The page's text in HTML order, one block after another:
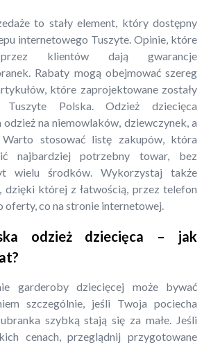
to stały element, który dostępny
internetowego Tuszyte. Opinie, które
przez klientów dają gwarancje
Rabaty mogą obejmować szereg
które zaprojektowane zostały
Polska. Odzież dziecięca
na niemowlaków, dziewczynek, a
Warto stosować listę zakupów, która
najbardziej potrzebny towar, bez
wielu środków. Wykorzystaj także
dzięki której z łatwością, przez telefon
oferty, co na stronie internetowej.
odzież dziecięca – jak
garderoby dziecięcej może bywać
szczególnie, jeśli Twoja pociecha
szybką stają się za małe. Jeśli
cenach, przeglądnij przygotowane